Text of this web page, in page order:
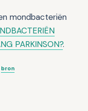
mondbacteriën
PARKINSON?.
bron